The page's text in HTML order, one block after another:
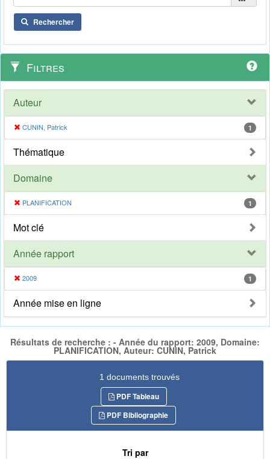
Rechercher
Filtres
Auteur
CUNIN, Patrick 1
Thématique
Domaine
PLANIFICATION 1
Mot clé
Année rapport
2009 1
Année mise en ligne
Résultats de recherche : - Année du rapport: 2009, Domaine:
PLANIFICATION, Auteur: CUNIN, Patrick
1 documents trouvés
PDF Tableau
PDF Bibliographie
Tri par